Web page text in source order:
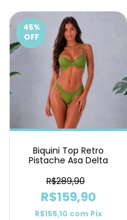
45%
OFF
Biquini Top Retro
Pistache Asa Delta
R$289,90
R$159,90
R$155,10 com Pix